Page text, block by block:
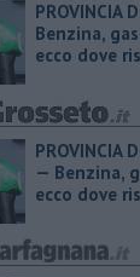
PROVINCIA
Benzina,
ecco dove
PROVINCIA
— ​Benzina,
ecco dove